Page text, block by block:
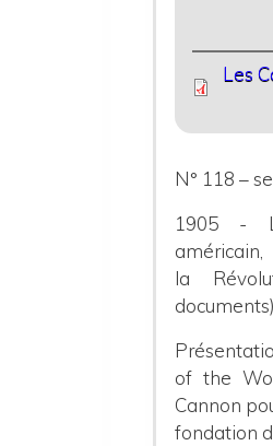
Les
N° 118 –
1905 -
la
documents)
of the
Cannon
fondation